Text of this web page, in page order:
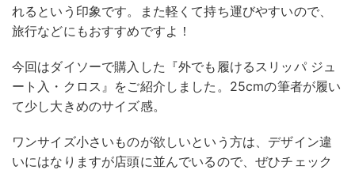
れるという印象です。また軽くて持ち運びやすいので、
旅行などにもおすすめですよ！
今回はダイソーで購入した『外でも履けるスリッパ ジュ
ート入・クロス』をご紹介しました。25cmの筆者が履い
て少し大きめのサイズ感。
ワンサイズ小さいものが欲しいという方は、デザイン違
いにはなりますが店頭に並んでいるので、ぜひチェック